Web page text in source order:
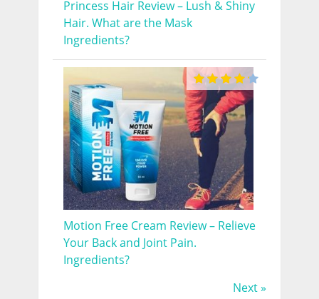
Princess Hair Review – Lush & Shiny
Hair. What are the Mask
Ingredients?
Motion Free Cream Review – Relieve
Your Back and Joint Pain.
Ingredients?
Next »